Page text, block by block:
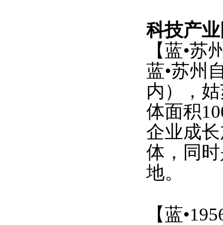
科技产
【蓝•苏
蓝•苏州
内），
体面积
企业成
体，同
地。
【蓝•